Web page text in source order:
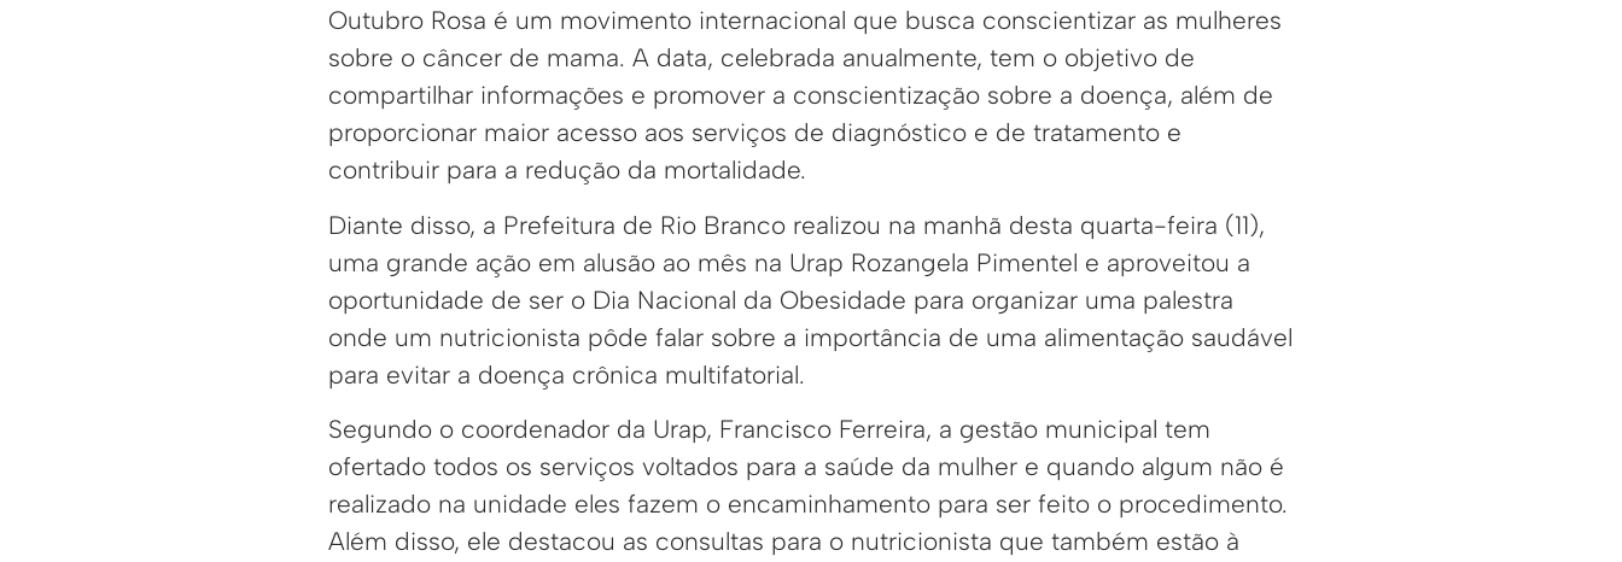
Outubro Rosa é um movimento internacional que busca conscientizar as mulheres
sobre o câncer de mama. A data, celebrada anualmente, tem o objetivo de
compartilhar informações e promover a conscientização sobre a doença, além de
proporcionar maior acesso aos serviços de diagnóstico e de tratamento e
contribuir para a redução da mortalidade.
Diante disso, a Prefeitura de Rio Branco realizou na manhã desta quarta-feira (11),
uma grande ação em alusão ao mês na Urap Rozangela Pimentel e aproveitou a
oportunidade de ser o Dia Nacional da Obesidade para organizar uma palestra
onde um nutricionista pôde falar sobre a importância de uma alimentação saudável
para evitar a doença crônica multifatorial.
Segundo o coordenador da Urap, Francisco Ferreira, a gestão municipal tem
ofertado todos os serviços voltados para a saúde da mulher e quando algum não é
realizado na unidade eles fazem o encaminhamento para ser feito o procedimento.
Além disso, ele destacou as consultas para o nutricionista que também estão à